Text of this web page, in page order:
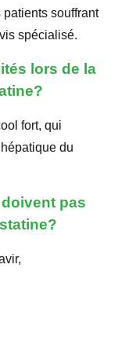
souffrant
spécialisé.
lors de la
fort, qui
du
pas